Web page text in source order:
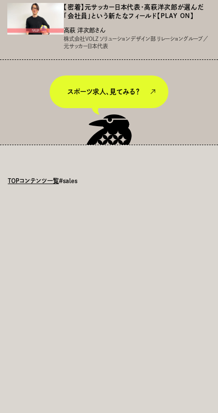
【密着】元サッカー日本代表・高萩洋次郎が選んだ
「会社員」という新たなフィールド【PLAY ON】
高萩 洋次郎さん
株式会社VOLZ ソリューションデザイン部 リレーショングループ／
元サッカー日本代表
スポーツ求人、見てみる？
TOPコンテンツ一覧#sales